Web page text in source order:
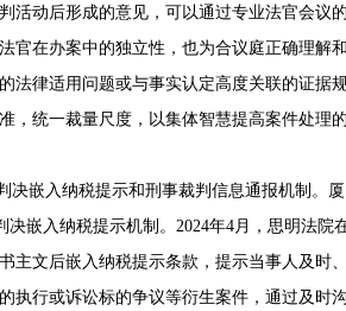
活动后形成的意见，可以通过专业法官会议
官在办案中的独立性，也为合议庭正确理解
法律适用问题或与事实认定高度关联的证据
，统一裁量尺度，以集体智慧提高案件处理
嵌入纳税提示和刑事裁判信息通报机制。厦
决嵌入纳税提示机制。2024年4月，思明法
主文后嵌入纳税提示条款，提示当事人及时
执行或诉讼标的争议等衍生案件，通过及时